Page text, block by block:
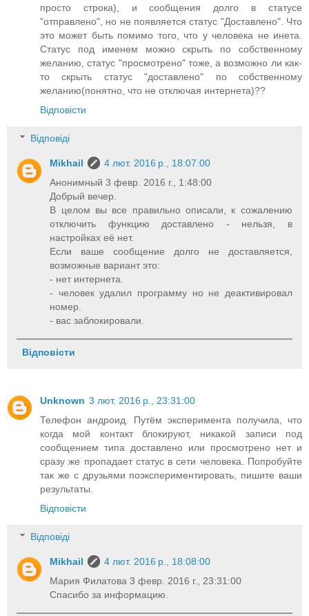
просто строка), и сообщения долго в статусе
"отправлено", но не появляется статус "Доставлено". Что
это может быть помимо того, что у человека не инета.
Статус под именем можно скрыть по собственному
желанию, статус "просмотрено" тоже, а возможно ли как-
то скрыть статус "доставлено" по собственному
желанию(понятно, что не отключая интернета)??
Відповісти
Відповіді
Mikhail
4 лют. 2016 р., 18:07:00
Анонимный 3 февр. 2016 г., 1:48:00
Добрый вечер.
В целом вы все правильно описали, к сожалению
отключить функцию доставлено - нельзя, в
настройках её нет.
Если ваше сообщение долго не доставляется,
возможные вариант это:
- нет интернета.
- человек удалил программу но не деактивировал
номер.
- вас заблокировали.
Відповісти
Unknown 3 лют. 2016 р., 23:31:00
Телефон андроид. Путём эксперимента получила, что
когда мой контакт блокируют, никакой записи под
сообщением типа доставлено или просмотрено нет и
сразу же пропадает статус в сети человека. Попробуйте
так же с друзьями поэкспериментировать, пишите ваши
результаты.
Відповісти
Відповіді
Mikhail
4 лют. 2016 р., 18:08:00
Мария Филатова 3 февр. 2016 г., 23:31:00
Спасибо за информацию.